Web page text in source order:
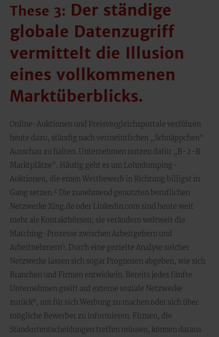
These 3: Der ständige
globale Datenzugriff
vermittelt die Illusion
eines vollkommenen
Marktüberblicks.
Online-Auktionen und Preisvergleichsportale verführen
heute dazu, ständig nach vermeintlichen „Schnäppchen"
Ausschau zu halten. Unternehmen nutzen dafür „B-2-B
Marktplätze". Häufig geht es um Lohndumping-
Auktionen, die einen Wettbewerb in Richtung billigst in
Gang setzen. 4 Die zunehmend genutzten beruflichen
Netzwerke Xing.de oder Linkedin.com sind heute weit
mehr als Kontaktbörsen; sie verändern weltweit die
Matching-Prozesse zwischen Arbeitgebern und
Arbeitnehmern5. Durch eine gezielte Analyse solcher
Netzwerke lassen sich sogar Prognosen abgeben, wie sich
Branchen und Firmen entwickeln. Bereits jedes fünfte
Unternehmen greift auf externe soziale Netzwerke
zurück6 , um für sich Werbung zu machen oder sich über
mögliche Bewerber zu informieren. Firmen, die
Standortentscheidungen treffen müssen, können daraus